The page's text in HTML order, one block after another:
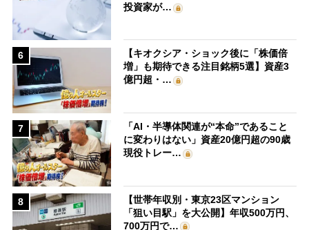
投資家が…
6
【キオクシア・ショック後に「株価倍
増」も期待できる注目銘柄5選】資産3
億円超・…
7
「AI・半導体関連が“本命”であること
に変わりはない」資産20億円超の90歳
現役トレー…
8
【世帯年収別・東京23区マンション
「狙い目駅」を大公開】年収500万円、
700万円で…